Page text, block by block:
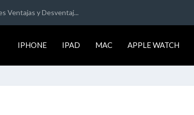
Ventajas y Desventaj...
IPHONE IPAD MAC APPLE WATCH